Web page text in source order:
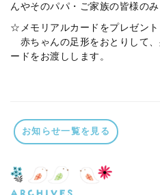
んやそのパパ・ご家族の皆様の
☆メモリアルカードをプレゼン
赤ちゃんの足形をおとりして
ードをお渡しします。
お知らせ一覧を見る